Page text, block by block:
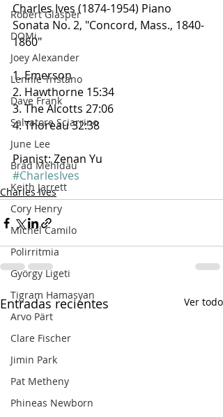
Robert Glasper
DOMi
Joey Alexander
Lennie Tristano
Dave Frank
Salvatore Sciarrino
June Lee
Brad Mehldau
Keith Jarrett
Cory Henry
Michel Camilo
Polirritmia
György Ligeti
Tigram Hamasyan
Arvo Pärt
Clare Fischer
Jimin Park
Pat Metheny
Phineas Newborn
Charles Ives (1874-1954) Piano
Sonata No. 2, "Concord, Mass., 1840-
1860"
1. Emerson
2. Hawthorne 15:34
3. The Alcotts 27:06
4. Thoreau 32:38
Pianist: Zenan Yu
#CharlesIves
Charles Ives
Entradas recientes Ver todo